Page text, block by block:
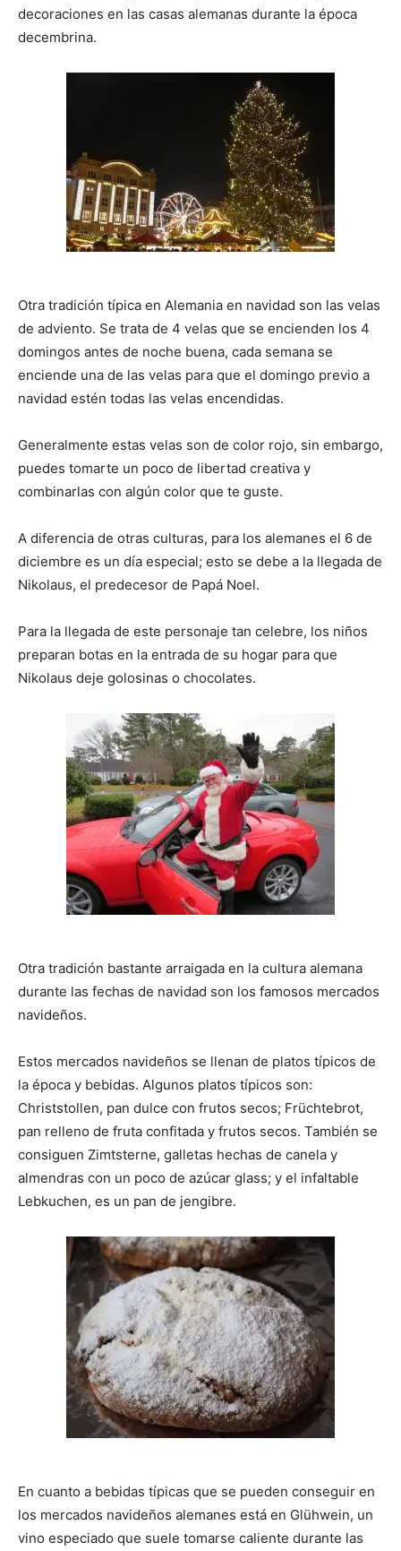
decoraciones en las casas alemanas durante la época
decembrina.
Otra tradición típica en Alemania en navidad son las velas
de adviento. Se trata de 4 velas que se encienden los 4
domingos antes de noche buena, cada semana se
enciende una de las velas para que el domingo previo a
navidad estén todas las velas encendidas.
Generalmente estas velas son de color rojo, sin embargo,
puedes tomarte un poco de libertad creativa y
combinarlas con algún color que te guste.
A diferencia de otras culturas, para los alemanes el 6 de
diciembre es un día especial; esto se debe a la llegada de
Nikolaus, el predecesor de Papá Noel.
Para la llegada de este personaje tan celebre, los niños
preparan botas en la entrada de su hogar para que
Nikolaus deje golosinas o chocolates.
Otra tradición bastante arraigada en la cultura alemana
durante las fechas de navidad son los famosos mercados
navideños.
Estos mercados navideños se llenan de platos típicos de
la época y bebidas. Algunos platos típicos son:
Christstollen, pan dulce con frutos secos; Früchtebrot,
pan relleno de fruta confitada y frutos secos. También se
consiguen Zimtsterne, galletas hechas de canela y
almendras con un poco de azúcar glass; y el infaltable
Lebkuchen, es un pan de jengibre.
En cuanto a bebidas típicas que se pueden conseguir en
los mercados navideños alemanes está en Glühwein, un
vino especiado que suele tomarse caliente durante las